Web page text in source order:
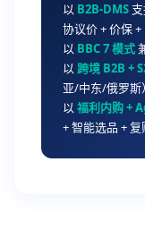
以 B2B-DMS
协议价 + 价保 +
以 BBC 7 模式
以 跨境 B2B +
亚/中东/俄罗斯
以 福利内购 +
+ 智能选品 + 复